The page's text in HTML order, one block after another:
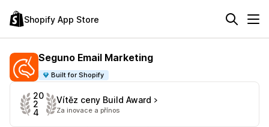
Shopify App Store
Seguno Email Marketing
Built for Shopify
20
2
4
Vítěz ceny Build Award
Za inovace a přínos